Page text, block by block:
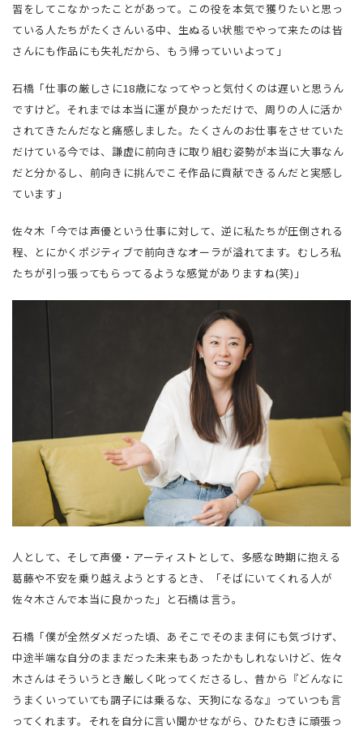
習をしてこなかったことがあって。この役を本気で獲りたいと思っ
ている人たちがたくさんいる中、生ぬるい状態でやって来たのは皆
さんにも作品にも失礼だから、もう帰っていいよって」
石橋「仕事の厳しさに18歳になってやっと気付くのは遅いと思うん
ですけど。それまでは本当に運が良かっただけで、周りの人に活か
されてきたんだなと痛感しました。たくさんのお仕事をさせていた
だけている今では、謙虚に前向きに取り組む姿勢が本当に大事なん
だと分かるし、前向きに挑んでこそ作品に貢献できるんだと実感し
ています」
佐々木「今では声優という仕事に対して、逆に私たちが圧倒される
程、とにかくポジティブで前向きなオーラが溢れてます。むしろ私
たちが引っ張ってもらってるような感覚がありますね(笑)」
人として、そして声優・アーティストとして、多感な時期に抱える
葛藤や不安を乗り越えようとするとき、「そばにいてくれる人が
佐々木さんで本当に良かった」と石橋は言う。
石橋「僕が全然ダメだった頃、あそこでそのまま何にも気づけず、
中途半端な自分のままだった未来もあったかもしれないけど、佐々
木さんはそういうとき厳しく叱ってくださるし、昔から『どんなに
うまくいっていても調子には乗るな、天狗になるな』っていつも言
ってくれます。それを自分に言い聞かせながら、ひたむきに頑張っ